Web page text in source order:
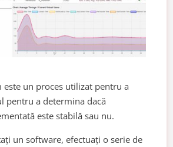
este un proces utilizat pentru a
pentru a determina dacă
este stabilă sau nu.
un software, efectuați o serie de